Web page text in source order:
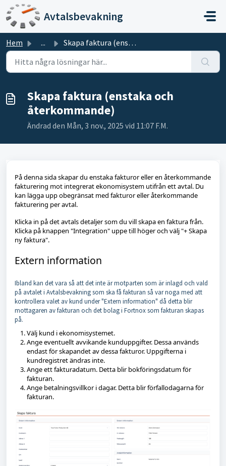
Hoppa över till huvudinnehåll
Avtalsbevakning
Hem ... Skapa faktura (enstaka och återkommande)
Skapa faktura (enstaka och
återkommande)
Ändrad den Mån, 3 nov., 2025 vid 11:07 F.M.
På denna sida skapar du enstaka fakturor eller en återkommande
fakturering mot integrerat ekonomisystem utifrån ett avtal. Du
kan lägga upp obegränsat med fakturor eller återkommande
fakturering per avtal.
Klicka in på det avtals detaljer som du vill skapa en faktura från.
Klicka på knappen "Integration" uppe till höger och välj "+ Skapa
ny faktura".
Extern information
Ibland kan det vara så att det inte är motparten som är inlagd och vald
på avtalet i Avtalsbevakning som ska få fakturan så var noga med att
kontrollera valet av kund under "Extern information" då detta blir
mottagaren av fakturan och det bolag i Fortnox som fakturan skapas
på.
Välj kund i ekonomisystemet.
Ange eventuellt avvikande kunduppgifter. Dessa används
endast för skapandet av dessa fakturor. Uppgifterna i
kundregistret ändras inte.
Ange ett fakturadatum. Detta blir bokföringsdatum för
fakturan.
Ange betalningsvillkor i dagar. Detta blir förfallodagarna för
fakturan.